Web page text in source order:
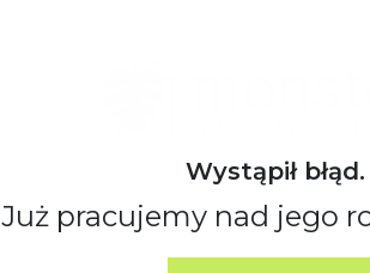
Wystąpił błąd.
Już pracujemy nad jego